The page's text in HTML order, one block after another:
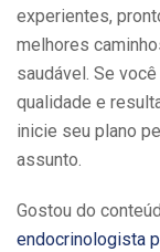
experientes,
melhores
saudável. Se
qualidade e
inicie seu plano
assunto.
Gostou do
endocrinologista